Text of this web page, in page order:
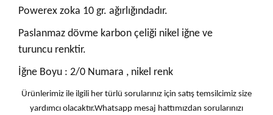
Powerex zoka 10 gr. ağırlığındadır.
Paslanmaz dövme karbon çeliği nikel iğne ve
turuncu renktir.
İğne Boyu : 2/0 Numara , nikel renk
Ürünlerimiz ile ilgili her türlü sorularınız için satış temsilcimiz size
yardımcı olacaktır.Whatsapp mesaj hattımızdan sorularınızı